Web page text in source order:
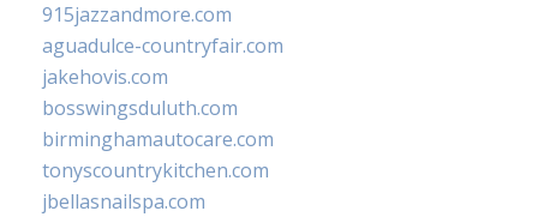
915jazzandmore.com
aguadulce-countryfair.com
jakehovis.com
bosswingsduluth.com
birminghamautocare.com
tonyscountrykitchen.com
jbellasnailspa.com